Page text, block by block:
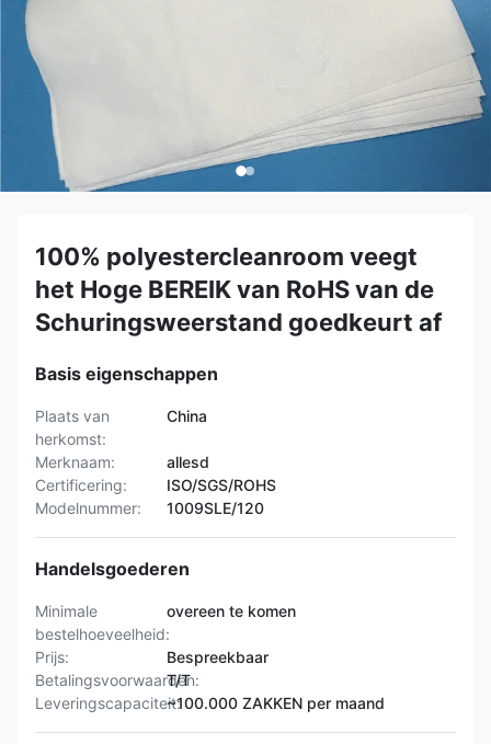
100% polyestercleanroom veegt
het Hoge BEREIK van RoHS van de
Schuringsweerstand goedkeurt af
Basis eigenschappen
Plaats van
herkomst:
China
Merknaam:
allesd
Certificering:
ISO/SGS/ROHS
Modelnummer:
1009SLE/120
Handelsgoederen
Minimale
bestelhoeveelheid:
overeen te komen
Prijs:
Bespreekbaar
Betalingsvoorwaarden:
T/T
Leveringscapaciteit:~100.000 ZAKKEN per maand